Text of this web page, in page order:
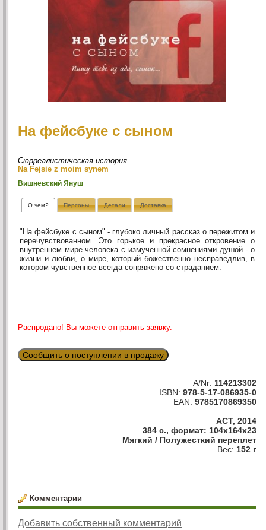
На фейсбуке с сыном
Сюрреалистическая история
Na Fejsie z moim synem
Вишневский Януш
О чем? Персоны Детали Доставка
"На фейсбуке с сыном" - глубоко личный рассказ о пережитом и
перечувствованном. Это горькое и прекрасное откровение о
внутреннем мире человека с измученной сомнениями душой - о
жизни и любви, о мире, который божественно несправедлив, в
котором чувственное всегда сопряжено со страданием.
Распродано! Вы можете отправить заявку.
Сообщить о поступлении в продажу
A/Nr: 114213302
ISBN: 978-5-17-086935-0
EAN: 9785170869350
АСТ, 2014
384 с., формат: 104x164x23
Мягкий / Полужесткий переплет
Вес: 152 г
Комментарии
Добавить собственный комментарий